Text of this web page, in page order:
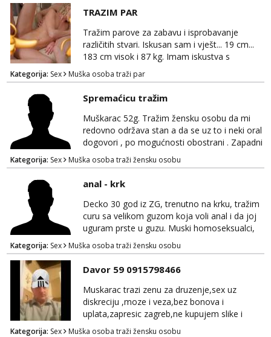
TRAZIM PAR
Tražim parove za zabavu i isprobavanje
različitih stvari. Iskusan sam i vješt... 19 cm...
183 cm visok i 87 kg. Imam iskustva s
parovima, potpuno sam zdrava i njegovana, a
privatnost je apsolutno najvažnija. Ozbiljni
parovi mogu me kontaktirati putem
WhatsAppa ili Vibera. Samo ozbiljni parovi
trebaju slati poruke ili zvati. Blokiram one koji
nisu ozbiljni.
Kategorija: Sex Muška osoba traži par
Spremaćicu tražim
Muškarac 52g. Tražim žensku osobu da mi
redovno održava stan a da se uz to i neki oral
dogovori , po mogućnosti obostrani . Zapadni
dio Zagreba .Javiti se prvo porukom na
WhatsApp 0958634499
Kategorija: Sex Muška osoba traži žensku osobu
anal - krk
Decko 30 god iz ZG, trenutno na krku, tražim
curu sa velikom guzom koja voli anal i da joj
uguram prste u guzu. Muski homoseksualci,
parovi i transiči odjebite, ne zanimate me. Bilo
kakva placanja opcenito (gotovina) ili
unaprijed (aircash, paysafecard, bonovi) ne
dolaze u obzir. Javit se prvo porukom na
whatsapp 0958048882.
Kategorija: Sex Muška osoba traži žensku osobu
Davor 59 0915798466
Muskarac trazi zenu za druzenje,sex uz
diskreciju ,moze i veza,bez bonova i
uplata,zapresic zagreb,ne kupujem slike i
videa
Kategorija: Sex Muška osoba traži žensku osobu